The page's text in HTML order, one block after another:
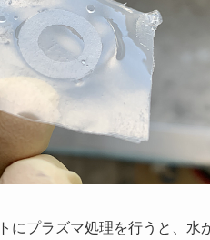
にプラズマ処理を行うと、